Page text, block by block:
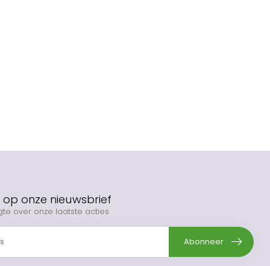
onze nieuwsbrief
over onze laatste acties
Abonneer